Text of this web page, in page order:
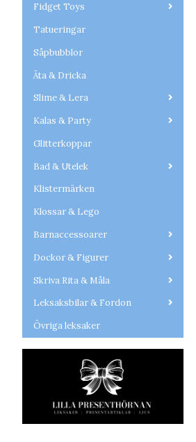
Fidget Toys
Tatueringar
Såpbubblor
Äta & Dricka
Slime & Lera
Kalas & Party
Glitterkoppar
Bad & Utelek
Klistermärken
Klossar & Lego
Barnaccessoarer
Dockor & Figurer
Skriva Rita & Måla
Leksaksbilar & Fordon
Övriga leksaker